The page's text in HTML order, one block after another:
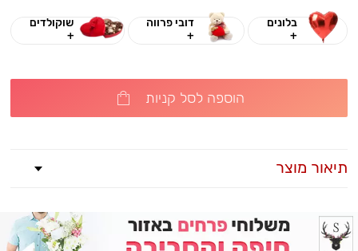
בלונים
+
דובי פרווה
+
שוקולדים
+
הוספה לסל קניות
תיאור מוצר